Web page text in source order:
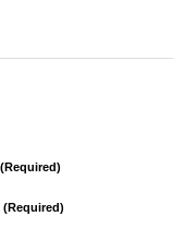
(required)